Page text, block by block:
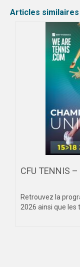
AMIENS
LILLE
Articles similaires
CFU TENNIS
Retrouvez la
2026 ainsi que les